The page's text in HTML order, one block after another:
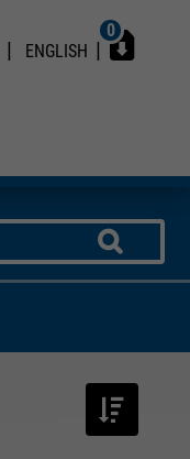
ENGLISH
0